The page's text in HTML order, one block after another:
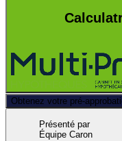
Obtenez votre pré-
Présenté par
Équipe Caron